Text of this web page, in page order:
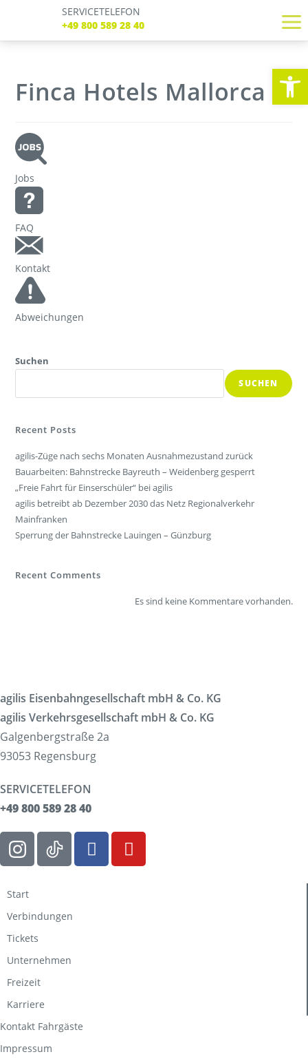
SERVICETELEFON
+49 800 589 28 40
SERVICE TELEFON
+49 800 589 28 40
REGISTRIERENLOGIN
Freizeit
Finca Hotels Mallorca
Jobs
FAQ
Kontakt
Abweichungen
Suchen
SUCHEN
Recent Posts
agilis-Züge nach sechs Monaten Ausnahmezustand zurück
Bauarbeiten: Bahnstrecke Bayreuth – Weidenberg gesperrt
„Freie Fahrt für Einserschüler“ bei agilis
agilis betreibt ab Dezember 2030 das Netz Regionalverkehr
Mainfranken
Sperrung der Bahnstrecke Lauingen – Günzburg
Recent Comments
Es sind keine Kommentare vorhanden.
agilis Eisenbahngesellschaft mbH & Co. KG
agilis Verkehrsgesellschaft mbH & Co. KG
Galgenbergstraße 2a
93053 Regensburg
SERVICETELEFON
+49 800 589 28 40
Start
Verbindungen
Tickets
Unternehmen
Freizeit
Karriere
Kontakt Fahrgäste
Impressum